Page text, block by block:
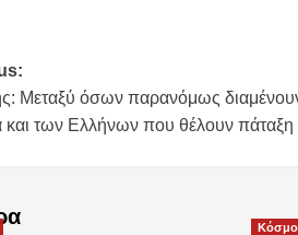
Μεταξύ όσων παρανόμως
και των Ελλήνων που θέλουν πάταξη